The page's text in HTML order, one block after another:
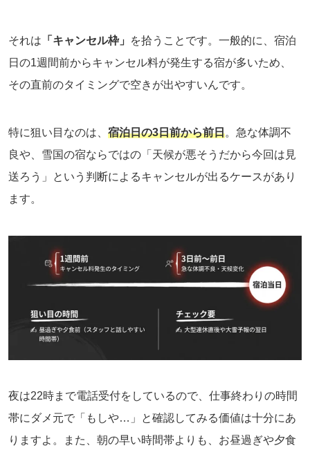
それは 「キャンセル枠」
を拾うことです。一般的に、宿泊
日の1週間前からキャンセル料が発生する宿が多いため、
その直前のタイミングで空きが出やすいんです。
特に狙い目なのは、 宿泊日の3日前から前日。急な体調不
良や、雪国の宿ならではの「天候が悪そうだから今回は見
送ろう」という判断によるキャンセルが出るケースがあり
ます。
夜は22時まで電話受付をしているので、仕事終わりの時間
帯にダメ元で「もしや…」と確認してみる価値は十分にあ
りますよ。また、朝の早い時間帯よりも、お昼過ぎや夕食